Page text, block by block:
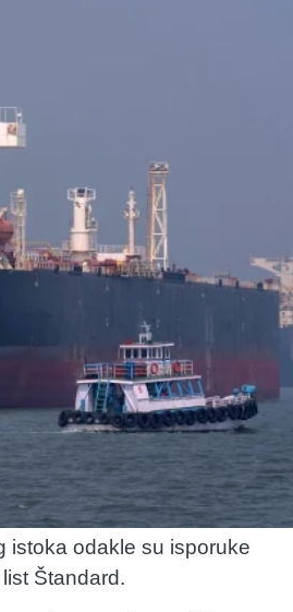
istoka odakle su isporuke
Štandard.